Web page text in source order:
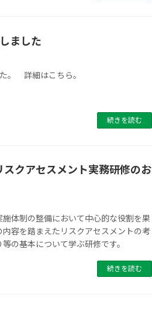
ました
。 詳細はこちら。
続きを読む
クアセスメント実務研修のお
体制の整備において中心的な役割を果
容を踏まえたリスクアセスメントの考
の基本について学ぶ研修です。
続きを読む